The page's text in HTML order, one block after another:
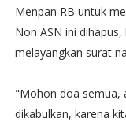
Menpan RB untuk
Non ASN ini
melayangkan surat
"Mohon doa semua,
dikabulkan, karena